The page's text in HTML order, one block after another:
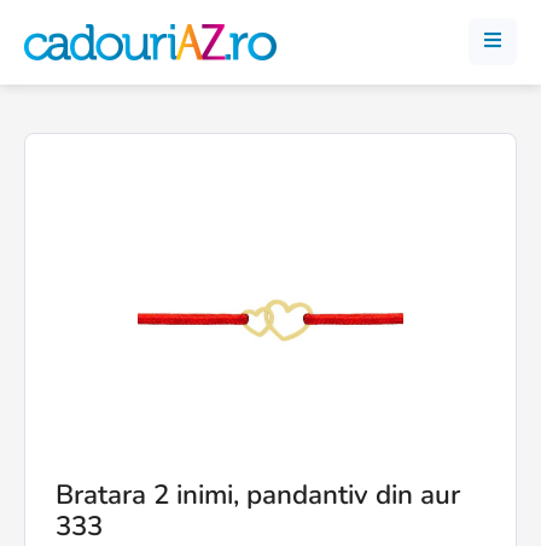
Bratara 2 inimi, pandantiv din aur
333